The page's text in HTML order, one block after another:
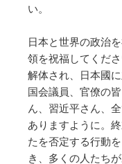
い。
日本と世界の政治
領を祝福してくだ
解体され、日本國
国会議員、官僚の
ん、習近平さん、
ありますように。
たを否定する行動
き、多くの人たち